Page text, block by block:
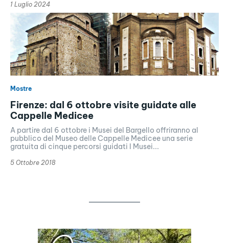
1 Luglio 2024
Mostre
Firenze: dal 6 ottobre visite guidate alle
Cappelle Medicee
A partire dal 6 ottobre i Musei del Bargello offriranno al
pubblico del Museo delle Cappelle Medicee una serie
gratuita di cinque percorsi guidati I Musei...
5 Ottobre 2018